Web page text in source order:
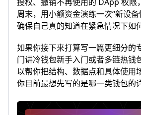
周末，用小额资金演练一次“新设备
确保自己真的知道在紧急情况下如
如果你接下来打算写一篇更细分的
门讲冷钱包新手入门或者多链热钱
以帮你把结构、数据点和具体使用
你目前最想先写的是哪一类钱包的